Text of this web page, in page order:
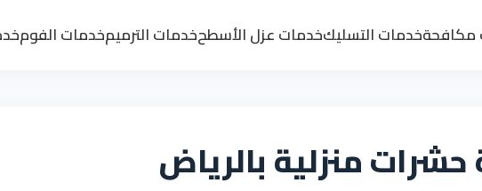
مكافحةخدمات التسليكخدمات عزل الأسطحخدمات الترميمخدمات الفوم
منزلية بالرياض